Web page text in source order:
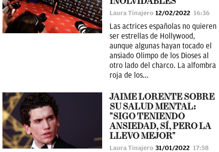
Laura Tinajero 12/02/2022 16:36
Las actrices españolas no quieren
ser estrellas de Hollywood,
aunque algunas hayan tocado el
ansiado Olimpo de los Dioses al
otro lado del charco. La alfombra
roja de los...
JAIME LORENTE SOBRE
SU SALUD MENTAL:
"SIGO TENIENDO
ANSIEDAD, SÍ, PERO LA
LLEVO MEJOR"
Laura Tinajero 31/01/2022 17:58